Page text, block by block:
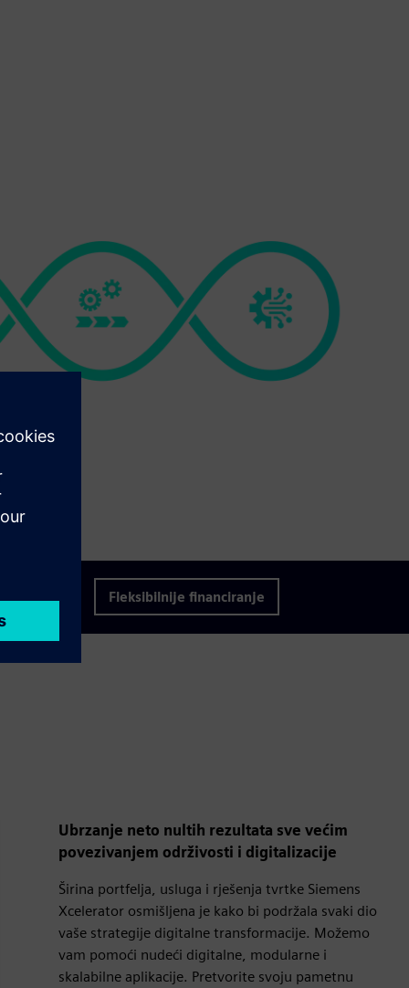
Fleksibilnije financiranje
Ubrzanje neto nultih rezultata sve većim
povezivanjem održivosti i digitalizacije
Širina portfelja, usluga i rješenja tvrtke Siemens
Xcelerator osmišljena je kako bi podržala svaki dio
vaše strategije digitalne transformacije. Možemo
vam pomoći nudeći digitalne, modularne i
skalabilne aplikacije. Pretvorite svoju pametnu